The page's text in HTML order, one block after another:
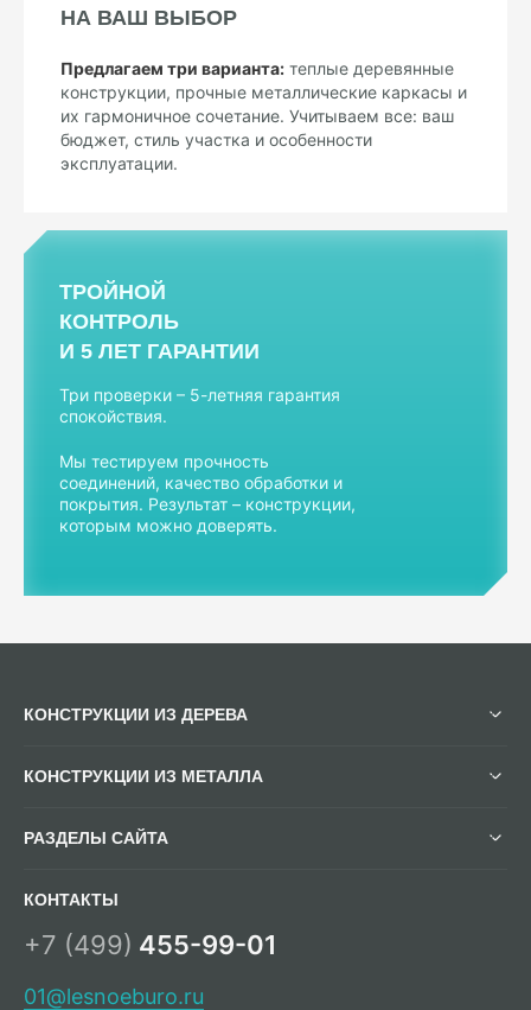
НА ВАШ ВЫБОР
Предлагаем три варианта: теплые деревянные
конструкции, прочные металлические каркасы и
их гармоничное сочетание. Учитываем все: ваш
бюджет, стиль участка и особенности
эксплуатации.
ТРОЙНОЙ
КОНТРОЛЬ
И 5 ЛЕТ ГАРАНТИИ
Три проверки – 5-летняя гарантия
спокойствия.
Мы тестируем прочность
соединений, качество обработки и
покрытия. Результат – конструкции,
которым можно доверять.
КОНСТРУКЦИИ ИЗ ДЕРЕВА
КОНСТРУКЦИИ ИЗ МЕТАЛЛА
РАЗДЕЛЫ САЙТА
КОНТАКТЫ
+7 (499) 455-99-01
01@lesnoeburo.ru